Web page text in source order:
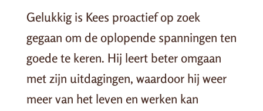
Gelukkig is Kees proactief op zoek
gegaan om de oplopende spanningen ten
goede te keren. Hij leert beter omgaan
met zijn uitdagingen, waardoor hij weer
meer van het leven en werken kan